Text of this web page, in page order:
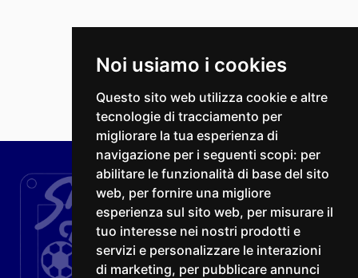
Noi usiamo i cookies
Questo sito web utilizza cookie e altre
tecnologie di tracciamento per
migliorare la tua esperienza di
navigazione per i seguenti scopi: per
abilitare le funzionalità di base del sito
web, per fornire una migliore
esperienza sul sito web, per misurare il
tuo interesse nei nostri prodotti e
servizi e personalizzare le interazioni
di marketing, per pubblicare annunci